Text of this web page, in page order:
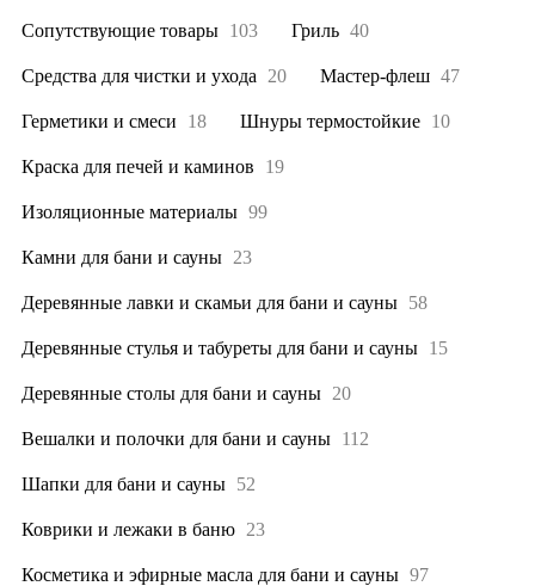
Сопутствующие товары 103 Гриль 40
Средства для чистки и ухода 20 Мастер-флеш 47
Герметики и смеси 18 Шнуры термостойкие 10
Краска для печей и каминов 19
Изоляционные материалы 99
Камни для бани и сауны 23
Деревянные лавки и скамьи для бани и сауны 58
Деревянные стулья и табуреты для бани и сауны 15
Деревянные столы для бани и сауны 20
Вешалки и полочки для бани и сауны 112
Шапки для бани и сауны 52
Коврики и лежаки в баню 23
Косметика и эфирные масла для бани и сауны 97